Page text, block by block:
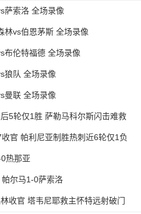
萨索洛 全场录像
林vs伯恩茅斯 全场录像
布伦特福德 全场录像
狼队 全场录像
曼联 全场录像
5轮仅1胜 萨勒马科尔斯闪击难救
官 帕利尼亚制胜热刺近6轮仅1负
热那亚
尔马1-0萨索洛
收官 塔韦尼耶救主怀特远射破门